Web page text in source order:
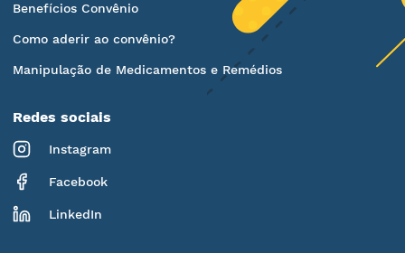
Benefícios Convênio
Como aderir ao convênio?
Manipulação de Medicamentos e Remédios
Redes sociais
Instagram
Facebook
LinkedIn